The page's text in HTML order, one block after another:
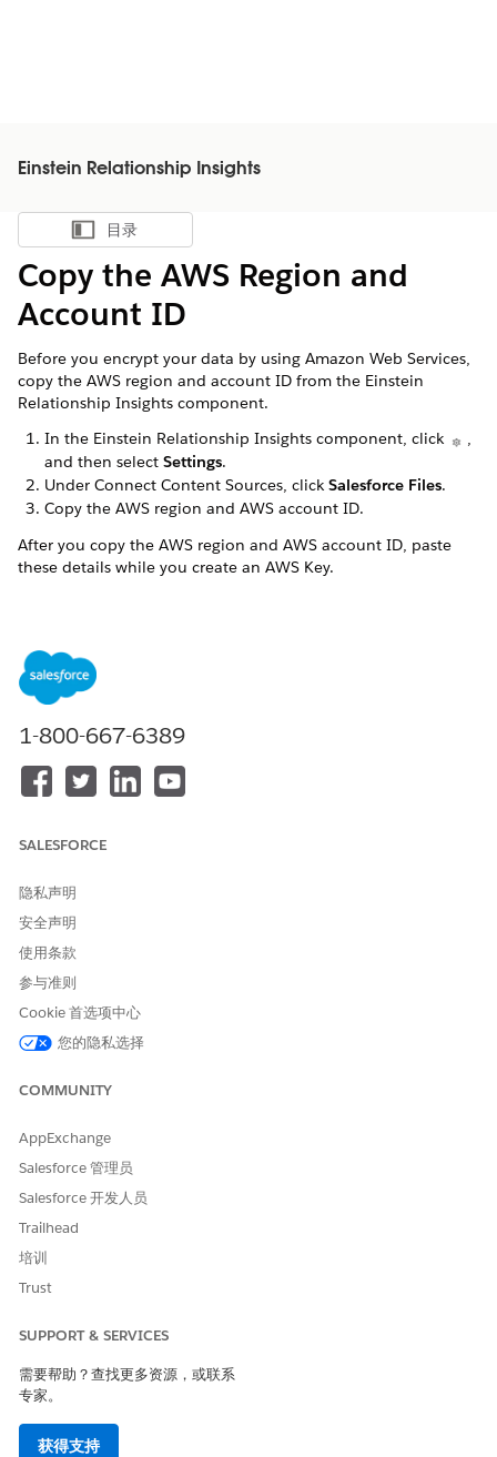
Einstein Relationship Insights
显示目录
目录
Copy the AWS Region and
Account ID
Before you encrypt your data by using Amazon Web Services,
copy the AWS region and account ID from the Einstein
Relationship Insights component.
In the Einstein Relationship Insights component, click
,
and then select Settings.
Under Connect Content Sources, click Salesforce Files.
Copy the AWS region and AWS account ID.
After you copy the AWS region and AWS account ID, paste
these details while you create an AWS Key.
Create AWS Key to Encrypt Your Data
本文章是否解决您的问题？
请与我们共享您的想法，以便我们进行改进！
1-800-667-6389
SALESFORCE
隐私声明
安全声明
使用条款
参与准则
Cookie 首选项中心
您的隐私选择
COMMUNITY
AppExchange
Salesforce 管理员
Salesforce 开发人员
Trailhead
培训
Trust
SUPPORT & SERVICES
需要帮助？查找更多资源，或联系
专家。
获得支持